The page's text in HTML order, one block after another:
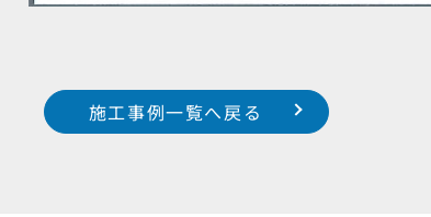
施工事例一覧へ戻る